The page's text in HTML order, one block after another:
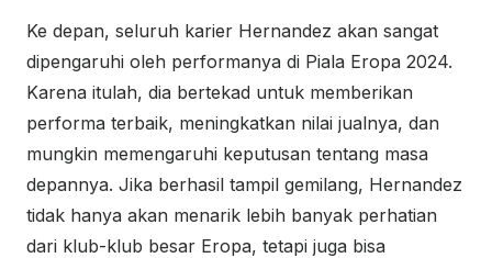
Ke depan, seluruh karier Hernandez akan sangat
dipengaruhi oleh performanya di Piala Eropa 2024.
Karena itulah, dia bertekad untuk memberikan
performa terbaik, meningkatkan nilai jualnya, dan
mungkin memengaruhi keputusan tentang masa
depannya. Jika berhasil tampil gemilang, Hernandez
tidak hanya akan menarik lebih banyak perhatian
dari klub-klub besar Eropa, tetapi juga bisa